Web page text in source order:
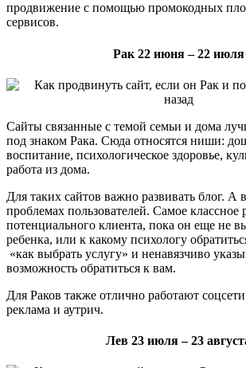
продвижение с помощью промокодных
сервисов.
Рак 22 июня – 22 июля
Сайты связанные с темой семьи и дома
под знаком Рака. Сюда относятся ниши:
воспитание, психологическое здоровье,
работа из дома.
Для таких сайтов важно развивать блог. А
проблемах пользователей. Самое классное
потенциального клиента, пока он еще не
ребенка, или к какому психологу
«как выбрать услугу» и ненавязчиво
возможность обратиться к вам.
Для Раков также отлично работают
реклама и аутрич.
Лев 23 июля – 23